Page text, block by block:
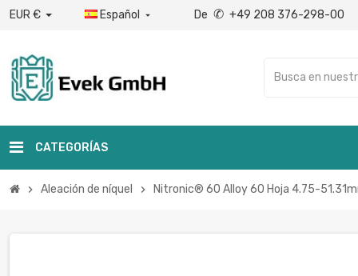
EUR € Español  De ✆ +49 208 376-298-00
CATEGORÍAS
chevron_right Aleación de níquel chevron_right Nitronic® 60 Alloy 60 Hoja 4.75-